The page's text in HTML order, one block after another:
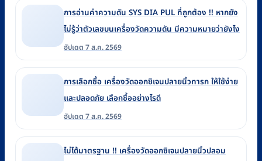
การอ่านค่าความดัน SYS DIA PUL ที่ถูกต้อง !! หากยัง
ไม่รู้ว่าตัวเลขบนเครื่องวัดความดัน มีความหมายว่ายังไง
อัปเดต 7 ส.ค. 2569
การเลือกซื้อ เครื่องวัดออกซิเจนปลายนิ้วทารก ให้ใช้ง่าย
และปลอดภัย เลือกซื้ออย่างไรดี
อัปเดต 7 ส.ค. 2569
ไม่ได้มาตรฐาน !! เครื่องวัดออกซิเจนปลายนิ้วปลอม